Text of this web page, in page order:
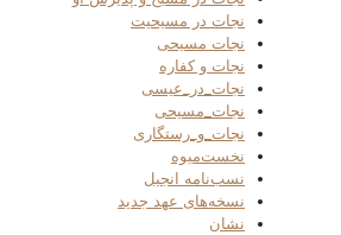
نجات در مسیحیت
نجات مسیحی
نجات و کفاره
نجات_در_عیسی
نجات_مسیحی
نجات_و_رستگاری
نخست‌میوه
نسب‌نامه انجیل
نسخه‌های عهد جدید
نشان